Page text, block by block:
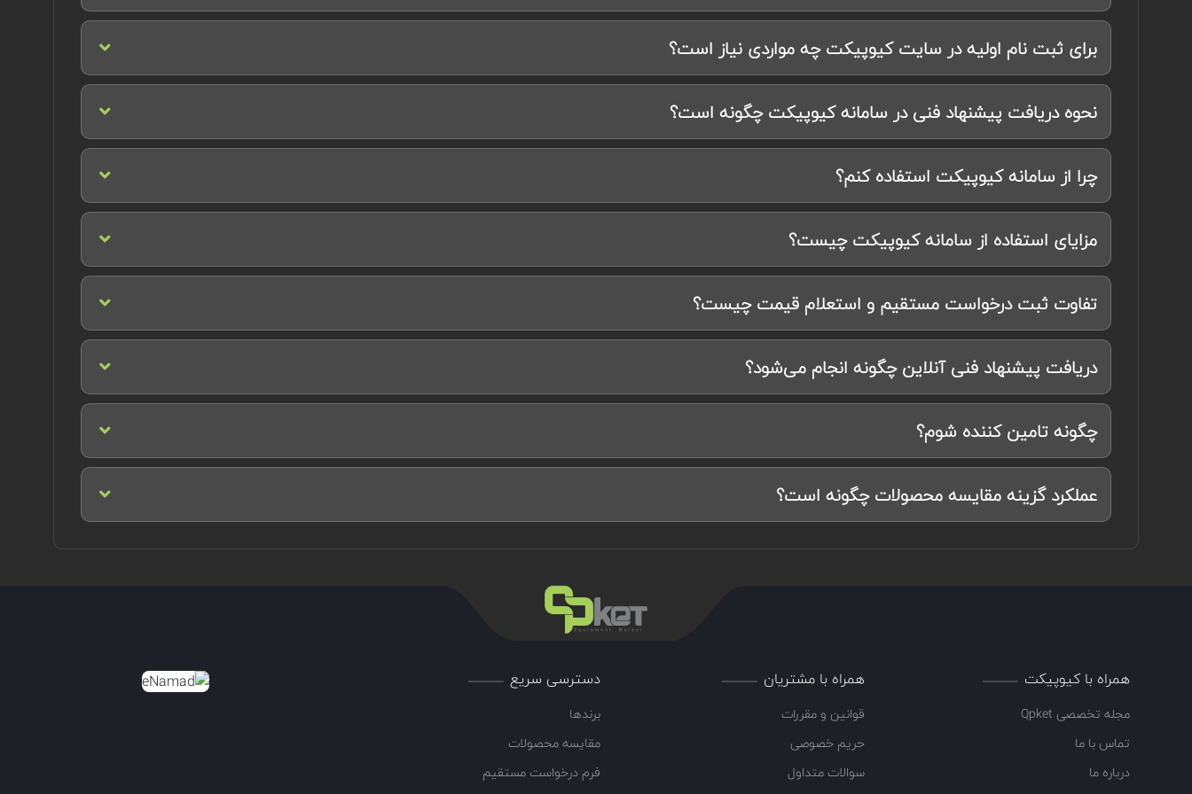
برای ثبت نام اولیه در سایت کیوپیکت چه مواردی نیاز است؟
نحوه دریافت پیشنهاد فنی در سامانه کیوپیکت چگونه است؟
چرا از سامانه کیوپیکت استفاده کنم؟
مزایای استفاده از سامانه کیوپیکت چیست؟
تفاوت ثبت درخواست مستقیم و استعلام قیمت چیست؟
دریافت پیشنهاد فنی آنلاین چگونه انجام می‌شود؟
چگونه تامین کننده شوم؟
عملکرد گزینه مقایسه محصولات چگونه است؟
همراه با کیوپیکت
مجله تخصصی Qpket
تماس با ما
درباره ما
همراه با مشتریان
قوانین و مقررات
حریم خصوصی
سوالات متداول
دسترسی سریع
برندها
مقایسه محصولات
فرم درخواست مستقیم